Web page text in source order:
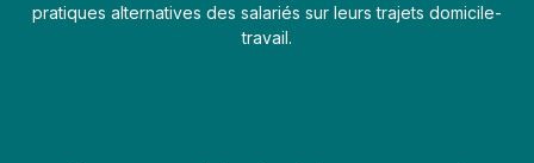
pratiques alternatives des salariés sur leurs trajets domicile-
travail.